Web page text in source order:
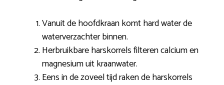
Vanuit de hoofdkraan komt hard water de
waterverzachter binnen.
Herbruikbare harskorrels filteren calcium en
magnesium uit kraanwater.
Eens in de zoveel tijd raken de harskorrels